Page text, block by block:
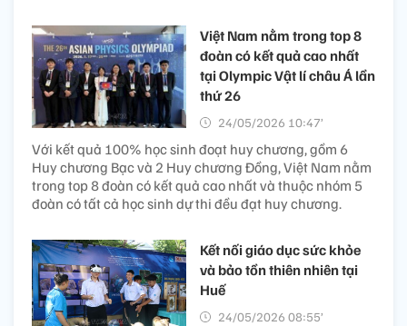
Việt Nam nằm trong top 8
đoàn có kết quả cao nhất
tại Olympic Vật lí châu Á lần
thứ 26
24/05/2026 10:47’
Với kết quả 100% học sinh đoạt huy chương, gồm 6
Huy chương Bạc và 2 Huy chương Đồng, Việt Nam nằm
trong top 8 đoàn có kết quả cao nhất và thuộc nhóm 5
đoàn có tất cả học sinh dự thi đều đạt huy chương.
Kết nối giáo dục sức khỏe
và bảo tồn thiên nhiên tại
Huế
24/05/2026 08:55’